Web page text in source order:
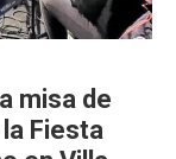
misa de
Fiesta